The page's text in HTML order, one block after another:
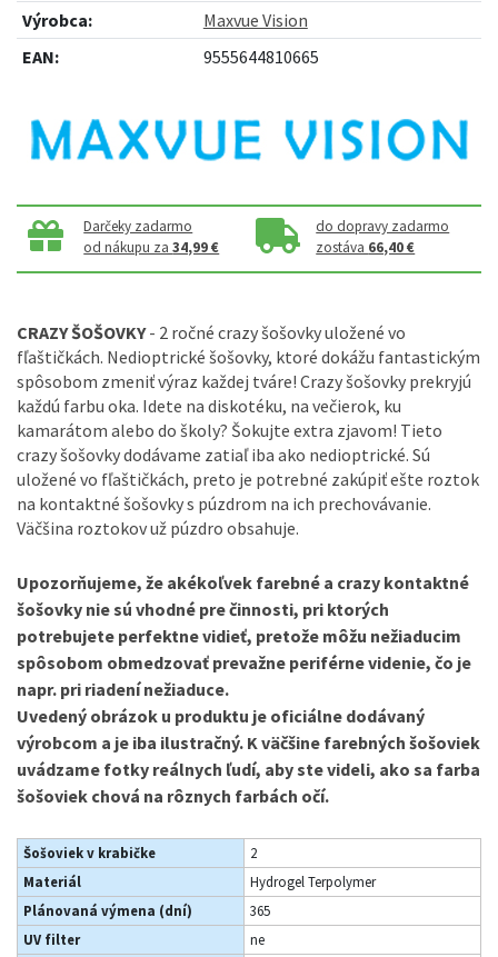
Výrobca:
Maxvue Vision
EAN:
9555644810665
Darčeky zadarmo
od nákupu za34,99 €
do dopravy zadarmo
zostáva 66,40 €
CRAZY ŠOŠOVKY- 2 ročné crazy šošovky uložené vo
fľaštičkách. Nedioptrické šošovky, ktoré dokážu fantastickým
spôsobom zmeniť výraz každej tváre! Crazy šošovky prekryjú
každú farbu oka. Idete na diskotéku, na večierok, ku
kamarátom alebo do školy? Šokujte extra zjavom! Tieto
crazy šošovky dodávame zatiaľ iba ako nedioptrické. Sú
uložené vo fľaštičkách, preto je potrebné zakúpiť ešte roztok
na kontaktné šošovky s púzdrom na ich prechovávanie.
Väčšina roztokov už púzdro obsahuje.
Upozorňujeme, že akékoľvek farebné a crazy kontaktné
šošovky nie sú vhodné pre činnosti, pri ktorých
potrebujete perfektne vidieť, pretože môžu nežiaducim
spôsobom obmedzovať prevažne periférne videnie, čo je
napr. pri riadení nežiaduce.
Uvedený obrázok u produktu je oficiálne dodávaný
výrobcom a je iba ilustračný. K väčšine farebných šošoviek
uvádzame fotky reálnych ľudí, aby ste videli, ako sa farba
šošoviek chová na rôznych farbách očí.
Šošoviek v krabičke
2
Materiál
Hydrogel Terpolymer
Plánovaná výmena (dní)
365
UV filter
ne